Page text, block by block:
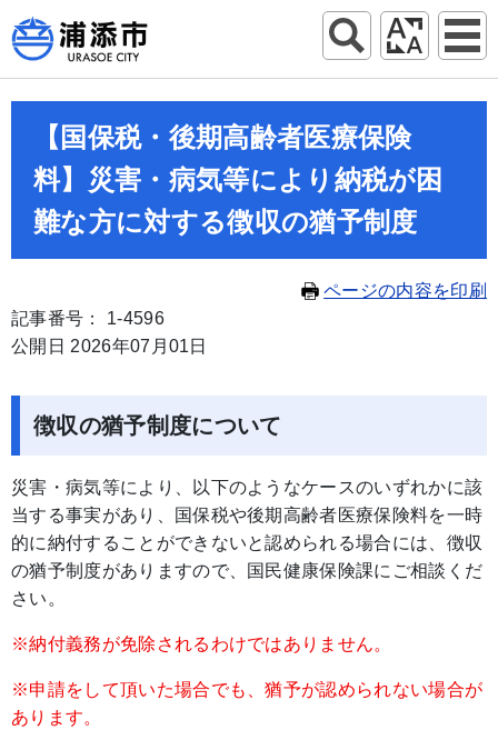
【国保税・後期高齢者医療保険
料】災害・病気等により納税が困
難な方に対する徴収の猶予制度
ページの内容を印刷
記事番号： 1-4596
公開日 2026年07月01日
徴収の猶予制度について
災害・病気等により、以下のようなケースのいずれかに該
当する事実があり、国保税や後期高齢者医療保険料を一時
的に納付することができないと認められる場合には、徴収
の猶予制度がありますので、国民健康保険課にご相談くだ
さい。
※納付義務が免除されるわけではありません。
※申請をして頂いた場合でも、猶予が認められない場合が
あります。